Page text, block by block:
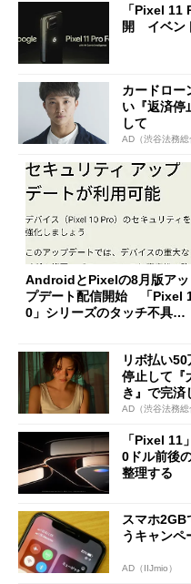
「Pixel 11
開 イベン
カードロー
い『返済停
して
AD（渋谷法務総
AndroidとPixelの8月版アッ
プデート配信開始 「Pixel
0」シリーズのタッチ不具合
リボ払い
停止して『
き』で完済
AD（渋谷法務総
「Pixel
0ドル前後
整理する
スマホ2GB
うキャンペ
AD（IIJmio）